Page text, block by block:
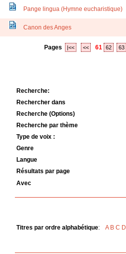
Pange lingua (Hymne eucharistique)
Canon des Anges
Pages |<< << 61 62 63
Recherche:
Rechercher dans
Recherche (Options)
Recherche par thème
Type de voix :
Genre
Langue
Résultats par page
Avec
Titres par ordre alphabétique: A B C D